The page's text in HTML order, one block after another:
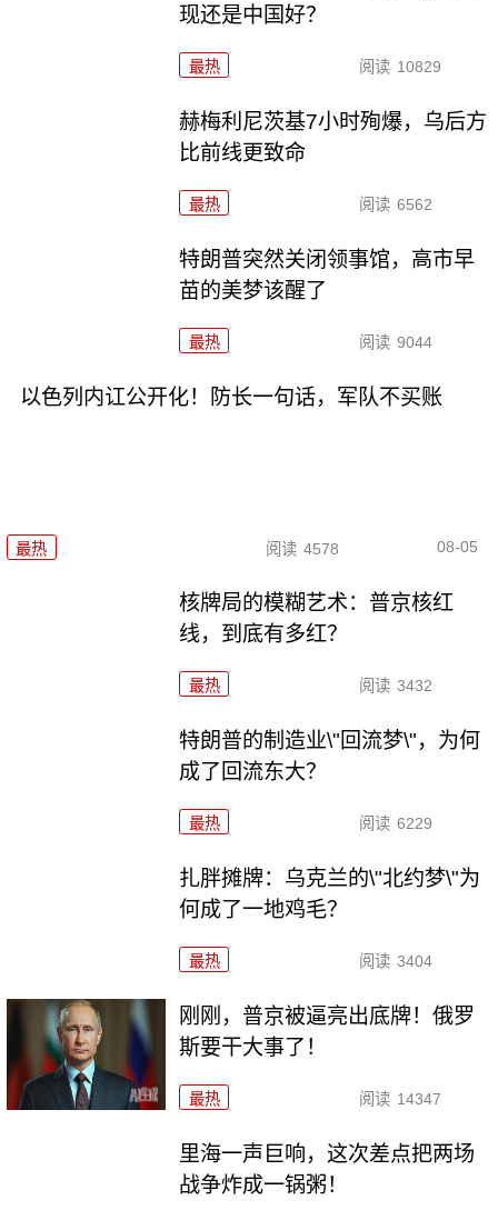
现还是中国好？
最热 阅读 10829
赫梅利尼茨基7小时殉爆，乌后方
比前线更致命
最热 阅读 6562
特朗普突然关闭领事馆，高市早
苗的美梦该醒了
最热 阅读 9044
以色列内讧公开化！防长一句话，军队不买账
最热 阅读 4578 08-05
核牌局的模糊艺术：普京核红
线，到底有多红？
最热 阅读 3432
特朗普的制造业\"回流梦\"，为何
成了回流东大？
最热 阅读 6229
扎胖摊牌：乌克兰的\"北约梦\"为
何成了一地鸡毛？
最热 阅读 3404
刚刚，普京被逼亮出底牌！俄罗
斯要干大事了！
最热 阅读 14347
里海一声巨响，这次差点把两场
战争炸成一锅粥！